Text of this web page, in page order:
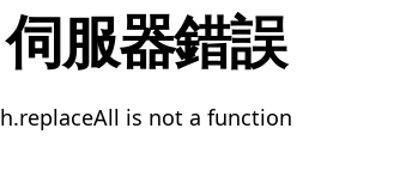
伺服器錯誤
h.replaceAll is not a function